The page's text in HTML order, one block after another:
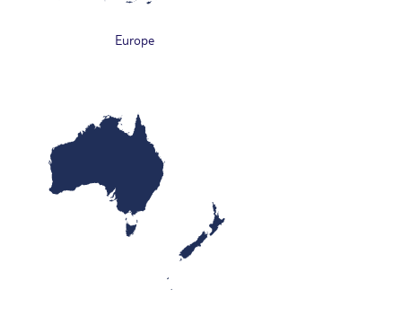
Europe